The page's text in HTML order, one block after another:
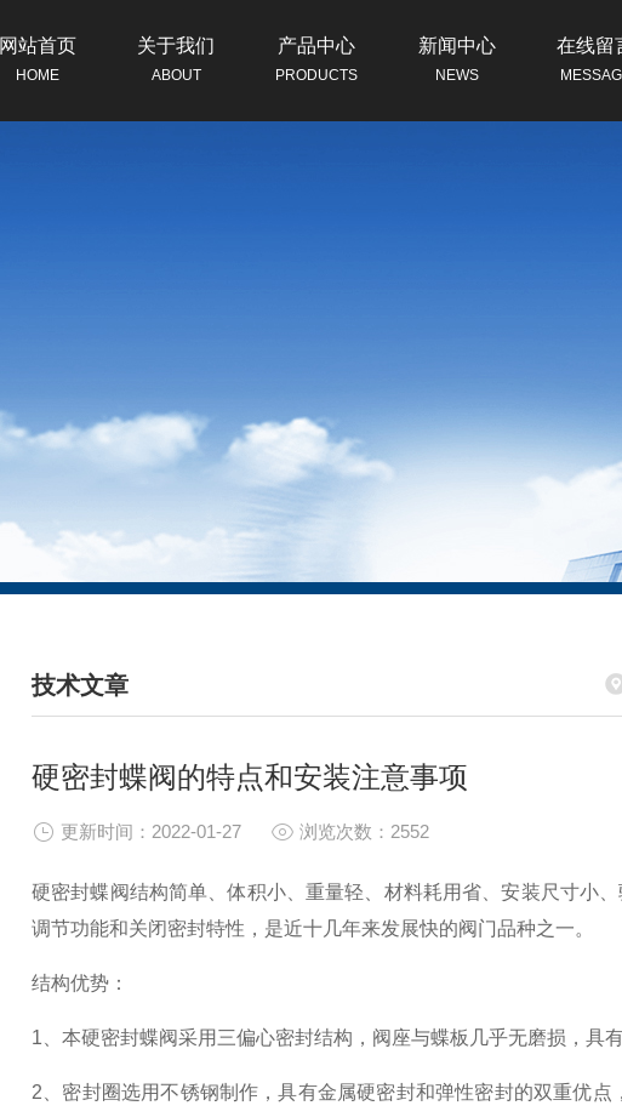
网站首页
HOME
关于我们
ABOUT
产品中心
PRODUCTS
新闻中心
NEWS
在线留
技术文章
/ TECHNICAL ARTICLES
硬密封蝶阀的特点和安装注意事项
更新时间：2022-01-27 浏览次数：2552
硬密封蝶阀结构简单、体积小、重量轻、材料耗用省、安装尺寸小
调节功能和关闭密封特性，是近十几年来发展快的阀门品种之一。
结构优势：
1、本硬密封蝶阀采用三偏心密封结构，阀座与蝶板几乎无磨损，具
2、密封圈选用不锈钢制作，具有金属硬密封和弹性密封的双重优